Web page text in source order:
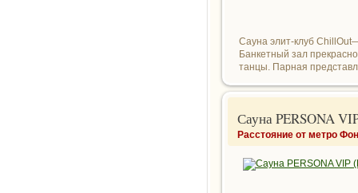
Сауна элит-клуб
Банкетный зал
танцы. Парная
Сауна PERSONA
Расстояние от метро